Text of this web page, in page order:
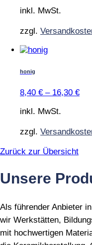
Die
können
der
inkl. MwSt.
zzgl.
Dieses
Varianten
auf.
Die
können
der
werden
honig
8,40 € – 16,30 €
inkl. MwSt.
zzgl.
Zurück zur Übersicht
Unsere
Als führender Anbieter
wir Werkstätten,
mit hochwertigen